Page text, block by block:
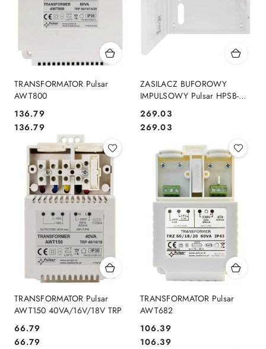
TRANSFORMATOR Pulsar
AWT800
Cena:
136.79
Cena:
136.79
ZASILACZ BUFOROWY
IMPULSOWY Pulsar HPSB-
Cena:
269.03
Cena:
269.03
TRANSFORMATOR Pulsar
AWT150 40VA/16V/18V TRP
Cena:
66.79
Cena:
66.79
TRANSFORMATOR Pulsar
AWT682
Cena:
106.39
Cena:
106.39